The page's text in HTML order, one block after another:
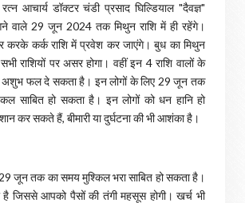
आचार्य डॉक्टर चंडी प्रसाद घिल्डियाल "दैवज्ञ"
वाले 29 जून 2024 तक मिथुन राशि में ही रहेंगे।
करके कर्क राशि में प्रवेश कर जाएंगे। बुध का मिथुन
राशियों पर असर होगा। वहीं इन 4 राशि वालों के
अशुभ फल दे सकता है। इन लोगों के लिए 29 जून तक
साबित हो सकता है। इन लोगों को धन हानि हो
कर सकते हैं, बीमारी या दुर्घटना की भी आशंका है।
29 जून तक का समय मुश्किल भरा साबित हो सकता है।
है जिससे आपको पैसों की तंगी महसूस होगी। खर्च भी